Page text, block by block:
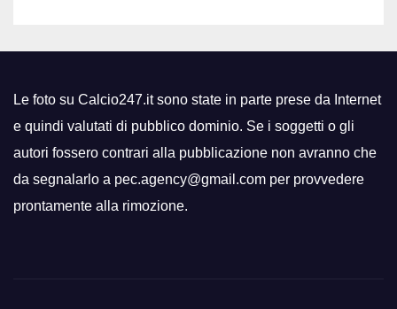
Le foto su Calcio247.it sono state in parte prese da Internet
e quindi valutati di pubblico dominio. Se i soggetti o gli
autori fossero contrari alla pubblicazione non avranno che
da segnalarlo a pec.agency@gmail.com per provvedere
prontamente alla rimozione.